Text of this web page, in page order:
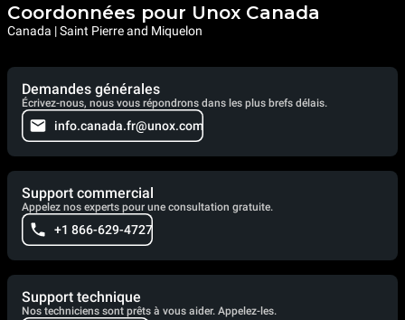
Coordonnées pour Unox Canada
Canada | Saint Pierre and Miquelon
Demandes générales
Écrivez-nous, nous vous répondrons dans les plus brefs délais.
info.canada.fr@unox.com
Support commercial
Appelez nos experts pour une consultation gratuite.
+1 866-629-4727
Support technique
Nos techniciens sont prêts à vous aider. Appelez-les.